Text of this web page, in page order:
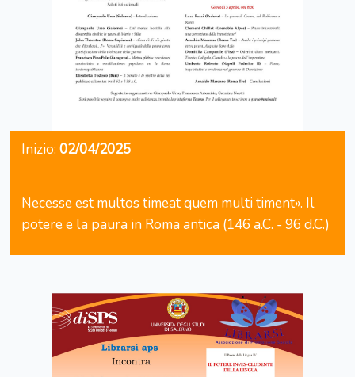
Inizio: 02/04/2025
Necesse est multos timeat quem multi timent». Il
potere e la paura in Roma antica (146 a.C. - 96 d.C.)